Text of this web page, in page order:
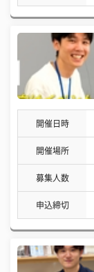
開催日時
開催場所
募集人数
申込締切